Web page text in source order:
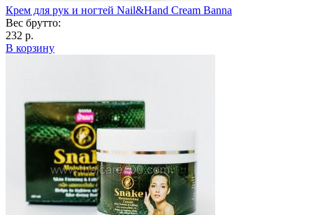
Крем для рук и ногтей Nail&Hand Cream Banna
Вес брутто:
232 р.
В корзину